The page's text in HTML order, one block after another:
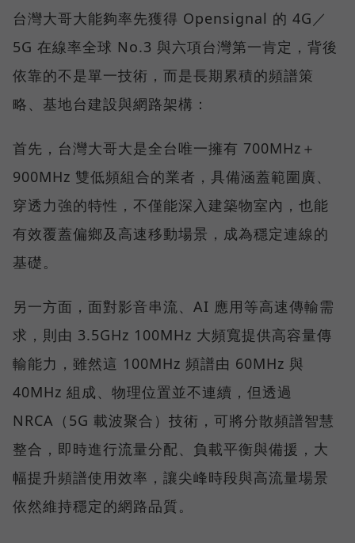
台灣大哥大能夠率先獲得 Opensignal 的 4G／
5G 在線率全球 No.3 與六項台灣第一肯定，背後
依靠的不是單一技術，而是長期累積的頻譜策
略、基地台建設與網路架構：
首先，台灣大哥大是全台唯一擁有 700MHz＋
900MHz 雙低頻組合的業者，具備涵蓋範圍廣、
穿透力強的特性，不僅能深入建築物室內，也能
有效覆蓋偏鄉及高速移動場景，成為穩定連線的
基礎。
另一方面，面對影音串流、AI 應用等高速傳輸需
求，則由 3.5GHz 100MHz 大頻寬提供高容量傳
輸能力，雖然這 100MHz 頻譜由 60MHz 與
40MHz 組成、物理位置並不連續，但透過
NRCA（5G 載波聚合）技術，可將分散頻譜智慧
整合，即時進行流量分配、負載平衡與備援，大
幅提升頻譜使用效率，讓尖峰時段與高流量場景
依然維持穩定的網路品質。